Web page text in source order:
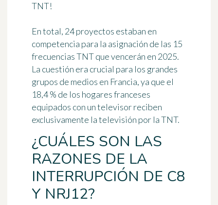
TNT!
En total, 24 proyectos estaban en
competencia para la asignación de las 15
frecuencias TNT que vencerán en 2025.
La cuestión era crucial para los grandes
grupos de medios en Francia, ya que el
18,4 % de los hogares franceses
equipados con un televisor reciben
exclusivamente la televisión por la TNT.
¿CUÁLES SON LAS
RAZONES DE LA
INTERRUPCIÓN DE C8
Y NRJ12?